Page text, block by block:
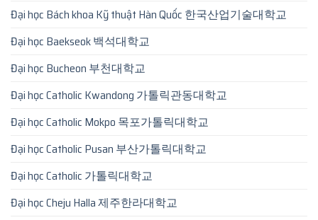
Đại học Bách khoa Kỹ thuật Hàn Quốc 한국산업기술대학교
Đại học Baekseok 백석대학교
Đại học Bucheon 부천대학교
Đại học Catholic Kwandong 가톨릭관동대학교
Đại học Catholic Mokpo 목포가톨릭대학교
Đại học Catholic Pusan 부산가톨릭대학교
Đại học Catholic 가톨릭대학교
Đại học Cheju Halla 제주한라대학교